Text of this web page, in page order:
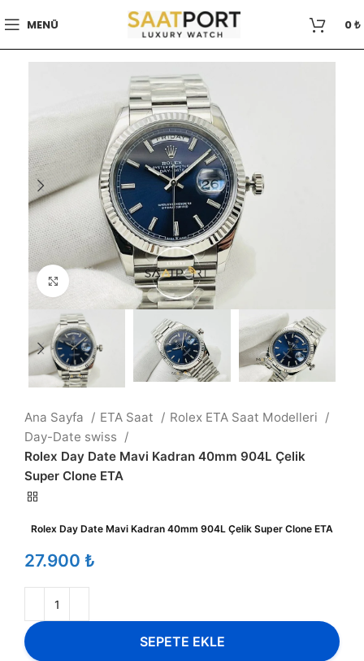
MENÜ 0₺
Büyütmek için tıklayın
Ana Sayfa ETA Saat
Rolex ETA Saat Modelleri
Day-Date swiss
Rolex Day Date Mavi Kadran 40mm 904L Çelik
Super Clone ETA
Rolex Day Date Mavi Kadran 40mm 904L Çelik Super Clone ETA
₺
SEPETE EKLE